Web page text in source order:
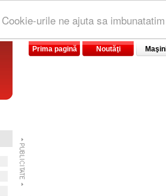
urile ne ajuta sa
Prima pagină Noutăţi